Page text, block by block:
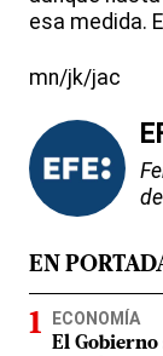
esa medida.
mn/jk/jac
EN
ECONOMÍA
El Gobierno